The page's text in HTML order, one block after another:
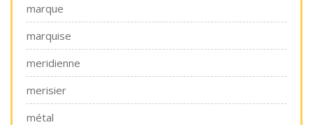
marque
marquise
meridienne
merisier
métal